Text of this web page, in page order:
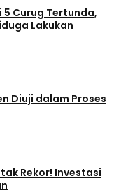
5 Curug Tertunda,
Lakukan
Diuji dalam Proses
Rekor! Investasi